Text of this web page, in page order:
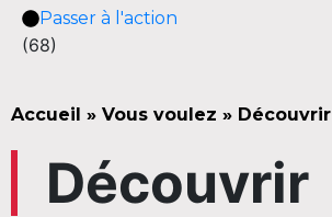
Passer à l'action
(68)
Accueil » Vous voulez » Découvrir
Découvrir